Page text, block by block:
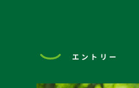
エントリー